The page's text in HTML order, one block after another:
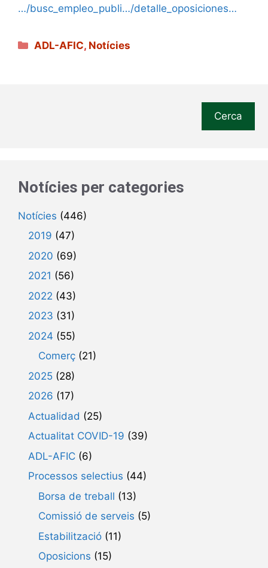
…/busc_empleo_publi…/detalle_oposiciones…
Categories
ADL-AFIC, Notícies
Cerca
Notícies per categories
Notícies (446)
2019 (47)
2020 (69)
2021 (56)
2022 (43)
2023 (31)
2024 (55)
Comerç (21)
2025 (28)
2026 (17)
Actualidad (25)
Actualitat COVID-19 (39)
ADL-AFIC (6)
Processos selectius (44)
Borsa de treball (13)
Comissió de serveis (5)
Estabilització (11)
Oposicions (15)